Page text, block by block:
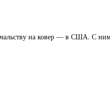
на ковер — в США. С